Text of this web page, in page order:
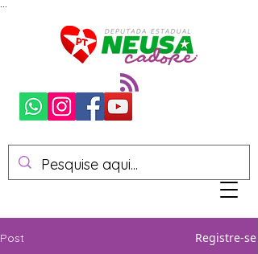
Post Registre-se